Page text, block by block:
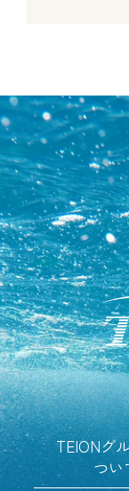
TEIONグ
つい